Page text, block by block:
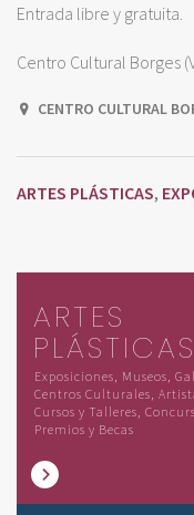
Entrada libre y gratuita.
Centro Cultural Borges
CENTRO CULTURAL
ARTES PLÁSTICAS,
ARTES
PLÁSTICAS
Exposiciones, Museos,
Centros Culturales,
Cursos y Talleres,
Premios y Becas